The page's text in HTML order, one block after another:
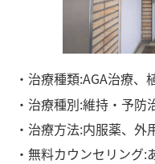
・治療種類:AGA治療、
・治療種別:維持・予
・治療方法:内服薬、
・無料カウンセリング: